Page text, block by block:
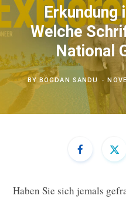
Erkundung
Welche
National
BYBOGDAN SANDU
Haben Sie sich jemals